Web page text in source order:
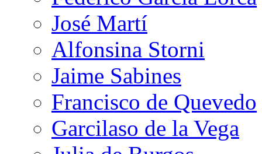
José Martí
Alfonsina Storni
Jaime Sabines
Francisco de Quevedo
Garcilaso de la Vega